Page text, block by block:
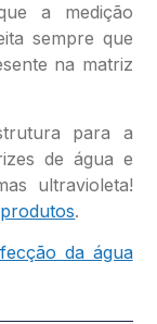
a medição
sempre que
na matriz
para a
de água e
ultravioleta!
.
da água